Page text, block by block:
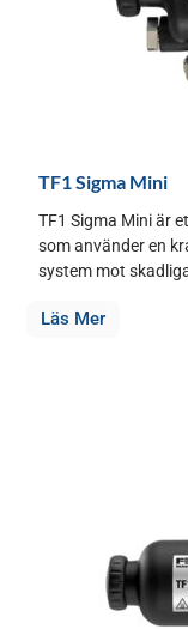
TF1 Sigma Mini
TF1 Sigma Mini är
som använder en
system mot
Läs Mer